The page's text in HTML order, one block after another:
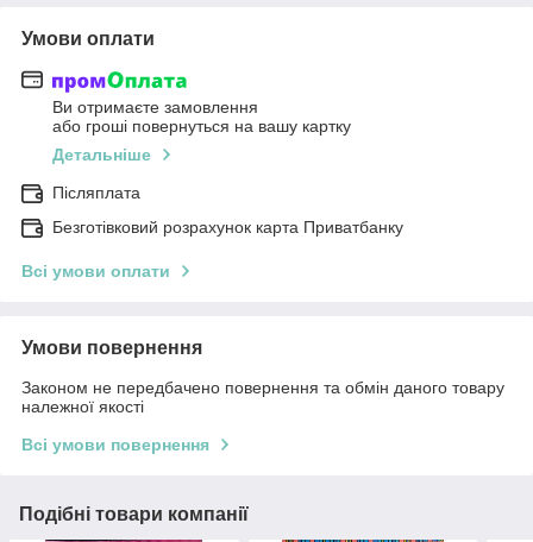
Умови оплати
Ви отримаєте замовлення
або гроші повернуться на вашу картку
Детальніше
Післяплата
Безготівковий розрахунок карта Приватбанку
Всі умови оплати
Умови повернення
Законом не передбачено повернення та обмін даного товару
належної якості
Всі умови повернення
Подібні товари компанії